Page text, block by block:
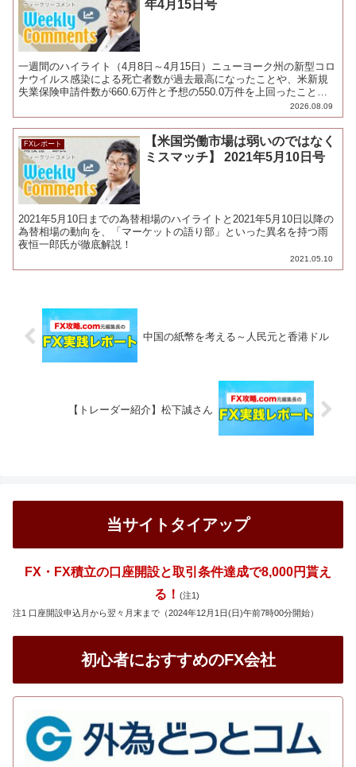
年4月15日号
一週間のハイライト（4月8日～4月15日）ニューヨーク州の新型コロ
ナウイルス感染による死亡者数が過去最高になったことや、米新規
失業保険申請件数が660.6万件と予想の550.0万件を上回ったことか
2026.08.09
FXレポート
【米国労働市場は弱いのではなく
ミスマッチ】 2021年5月10日号
2021年5月10日までの為替相場のハイライトと2021年5月10日以降の
為替相場の動向を、「マーケットの語り部」といった異名を持つ雨
夜恒一郎氏が徹底解説！
2021.05.10
中国の紙幣を考える～人民元と香港ドル
【トレーダー紹介】松下誠さん
当サイトタイアップ
FX・FX積立の口座開設と取引条件達成で8,000円貰え
る！ (注1)
注1 口座開設申込月から翌々月末まで（2024年12月1日(日)午前7時00分開始）
初心者におすすめのFX会社